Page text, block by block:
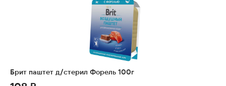
Брит паштет д/стерил Форель 100г